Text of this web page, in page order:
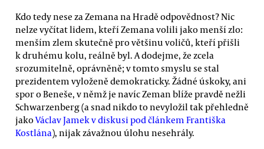
Kdo tedy nese za Zemana na Hradě odpovědnost? Nic
nelze vyčítat lidem, kteří Zemana volili jako menší zlo:
menším zlem skutečně pro většinu voličů, kteří přišli
k druhému kolu, reálně byl. A dodejme, že zcela
srozumitelně, oprávněně; v tomto smyslu se stal
prezidentem vyloženě demokraticky. Žádné úskoky, ani
spor o Beneše, v němž je navíc Zeman blíže pravdě nežli
Schwarzenberg (a snad nikdo to nevyložil tak přehledně
jakoVáclav Jamek v diskusi pod článkem Františka
Kostlána), nijak závažnou úlohu nesehrály.